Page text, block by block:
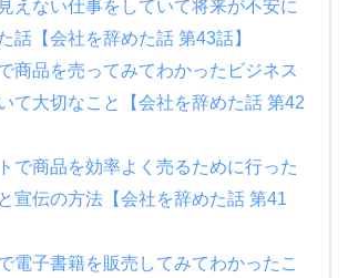
えない仕事をしていて将来が不安に
話【会社を辞めた話 第43話】
商品を売ってみてわかったビジネス
て大切なこと【会社を辞めた話 第42
で商品を効率よく売るために行った
宣伝の方法【会社を辞めた話 第41
電子書籍を販売してみてわかったこ